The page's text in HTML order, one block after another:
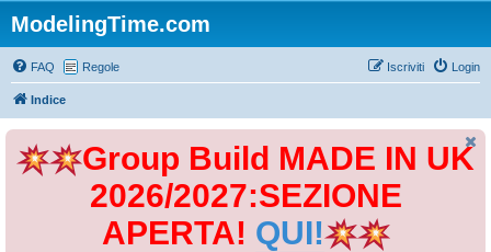
ModelingTime.com
FAQ Regole Login
Iscriviti
Indice
Group Build MADE IN UK
2026/2027:SEZIONE
APERTA! QUI!